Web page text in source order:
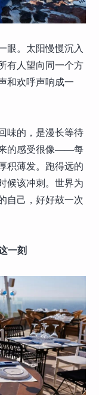
眼。太阳慢慢沉入
有人望向同一个方
和欢呼声响成一
味的，是漫长等待
来的感受很像——每
积薄发。跑得远的
候该冲刺。世界为
自己，好好鼓一次
一刻